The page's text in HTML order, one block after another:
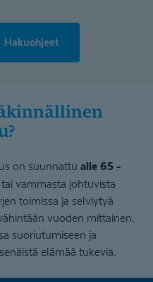
Hakuohjeet
on suunnattu alle 65 -
vammasta johtuvista
toimissa ja selviytyä
vuoden mittainen.
suoriutumiseen ja
elämää tukevia.